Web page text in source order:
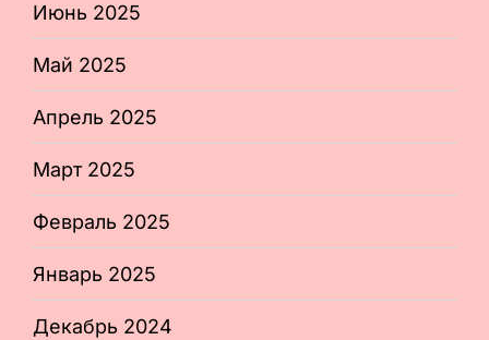
Июнь 2025
Май 2025
Апрель 2025
Март 2025
Февраль 2025
Январь 2025
Декабрь 2024